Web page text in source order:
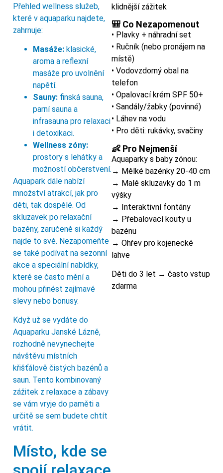
Přehled wellness služeb,
které v aquaparku najdete,
zahrnuje:
Masáže: klasické,
aroma a reflexní
masáže pro uvolnění
napětí.
Sauny: finská sauna,
parní sauna a
infrasauna pro relaxaci
i detoxikaci.
Wellness zóny:
prostory s lehátky a
možností občerstvení.
Aquapark dále nabízí
množství atrakcí, jak pro
děti, tak dospělé. Od
skluzavek po relaxační
bazény, zaručeně si každý
najde to své. Nezapomeňte
se také podívat na sezonní
akce a speciální nabídky,
které se často mění a
mohou přinést zajímavé
slevy nebo bonusy.
Když už se vydáte do
Aquaparku Janské Lázně,
rozhodně nevynechejte
návštěvu místních
křišťálově čistých bazénů a
saun. Tento kombinovaný
zážitek z relaxace a zábavy
se vám vryje do paměti a
určitě se sem budete chtít
vrátit.
Místo, kde se
klidnější zážitek
🎒 Co Nezapomenout
• Plavky + náhradní set
• Ručník (nebo pronájem na
místě)
• Vodovzdorný obal na
telefon
• Opalovací krém SPF 50+
• Sandály/žabky (povinné)
• Láhev na vodu
• Pro děti: rukávky, svačiny
👶 Pro Nejmenší
Aquaparky s baby zónou:
→ Mělké bazénky 20-40 cm
→ Malé skluzavky do 1 m
výšky
→ Interaktivní fontány
→ Přebalovací kouty u
bazénu
→ Ohřev pro kojenecké
lahve
Děti do 3 let → často vstup
zdarma